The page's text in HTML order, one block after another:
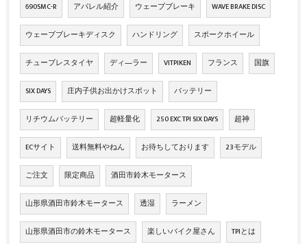
690SMC-R アパレル紹介 ウェーブブレーキ WAVE BRAKE DISC
ウェーブブレーキディスク ハンドリング スポークホイール
チューブレスタイヤ ディ―ラー VITPIKEN フランス 国旗
SIX DAYS 庄内子供お出かけスポット バッテリー
リチウムバッテリー 超軽量化 250 EXC TPI SIX DAYS 超神
ECサイト 送料無料やねん お待ちしております 23モデル
ご注文 限定商品 酒田市鈴木モータース
山形県酒田市鈴木モータース 透湿 ラーメン
山形県酒田市の鈴木モータース 楽しいバイク屋さん TPIとは